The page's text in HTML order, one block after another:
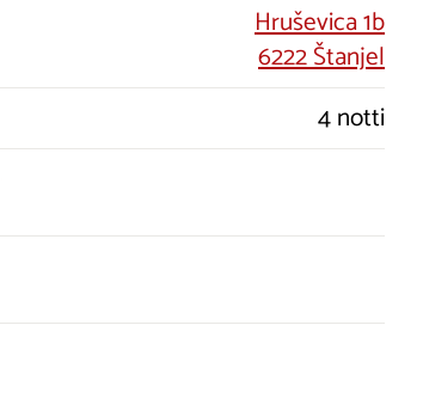
Hruševica 1b
6222 Štanjel
4 notti